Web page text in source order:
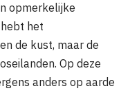
opmerkelijke
het
de kust, maar de
Op deze
anders op aarde